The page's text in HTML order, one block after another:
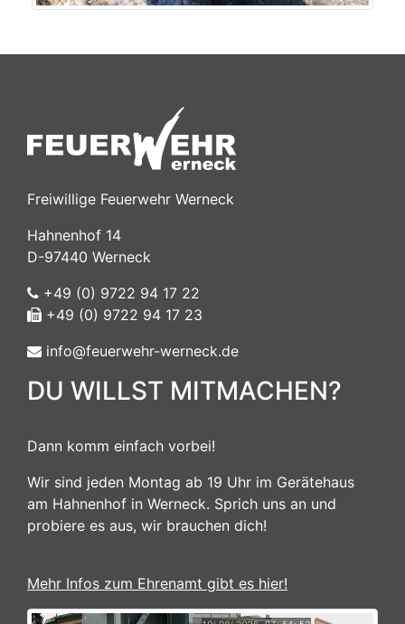
Freiwillige Feuerwehr Werneck
Hahnenhof 14
D-97440 Werneck
+49 (0) 9722 94 17 22
+49 (0) 9722 94 17 23
info@feuerwehr-werneck.de
DU WILLST MITMACHEN?
Dann komm einfach vorbei!
Wir sind jeden Montag ab 19 Uhr im Gerätehaus
am Hahnenhof in Werneck. Sprich uns an und
probiere es aus, wir brauchen dich!
Mehr Infos zum Ehrenamt gibt es hier!